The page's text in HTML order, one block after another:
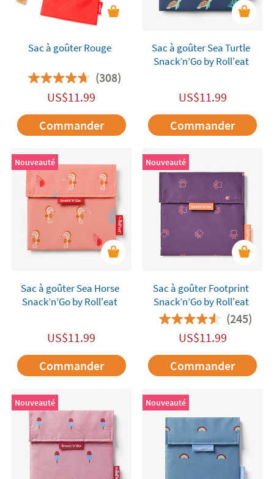
Sac à goûter Rouge
(308)
US$11.99
Commander
Sac à goûter Sea Turtle
Snack’n’Go by Roll'eat
US$11.99
Commander
Nouveauté
Sac à goûter Sea Horse
Snack’n’Go by Roll'eat
US$11.99
Commander
Nouveauté
Sac à goûter Footprint
Snack’n’Go by Roll'eat
(245)
US$11.99
Commander
Nouveauté Nouveauté